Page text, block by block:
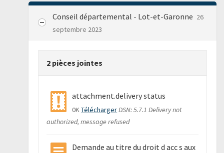
Conseil départemental - Lot-et-Garonne 26
septembre 2023
2 pièces jointes
attachment.delivery status
0KTéléchargerDSN: 5.7.1 Delivery not
authorized, message refused
Demande au titre du droit d acc s aux